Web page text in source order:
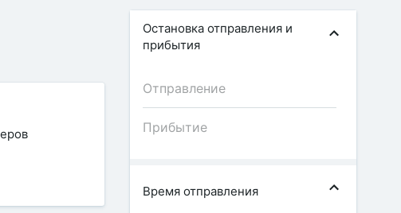
Остановка отправления и
прибытия
Время отправления